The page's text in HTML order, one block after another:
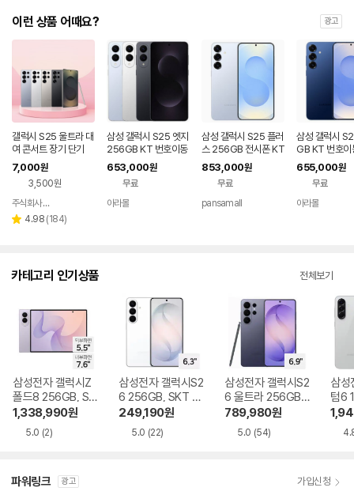
는
대
략
인
을
안
내
를
나
타
는
표
이런 상품 어때요? 광고
갤럭시 S25 울트라 대
여 콘서트 장기 단기
7,000원
3,500원
페이
주식회사 폰빌리지
별 4.98 리
(184)
삼성 갤럭시 S25 엣지
256GB KT 번호이동
완납 80요금제
653,000원
무료
아라몰
삼성 갤럭시 S25 플러
스 256GB 전시폰 KT
번호이동 완납 90요금
제
853,000원
무료
pansamall
삼성 갤럭시
GB KT 번호이
80요금제
655,000원
무료
아라몰
카테고리 인기상품 전체보기
삼성전자 갤럭시Z
폴드8 256GB, SK
T 기기변경 완납
1,338,990원
5.0 (2)
삼성전자 갤럭시S2
6 256GB, SKT 기
기변경 완납
249,190원
5.0 (22)
삼성전자 갤럭시S2
6 울트라 256GB,
SKT 기기변경 완납
789,980원
5.0 (54)
삼성
텀6
기기
파워링크 광고 가입신청